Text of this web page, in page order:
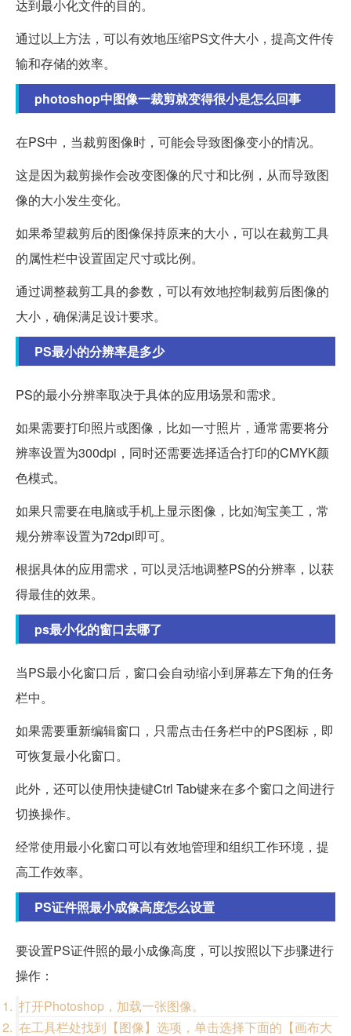
达到最小化文件的目的。
通过以上方法，可以有效地压缩PS文件大小，提高文件传
输和存储的效率。
photoshop中图像一裁剪就变得很小是怎么回事
在PS中，当裁剪图像时，可能会导致图像变小的情况。
这是因为裁剪操作会改变图像的尺寸和比例，从而导致图
像的大小发生变化。
如果希望裁剪后的图像保持原来的大小，可以在裁剪工具
的属性栏中设置固定尺寸或比例。
通过调整裁剪工具的参数，可以有效地控制裁剪后图像的
大小，确保满足设计要求。
PS最小的分辨率是多少
PS的最小分辨率取决于具体的应用场景和需求。
如果需要打印照片或图像，比如一寸照片，通常需要将分
辨率设置为300dpi，同时还需要选择适合打印的CMYK颜
色模式。
如果只需要在电脑或手机上显示图像，比如淘宝美工，常
规分辨率设置为72dpi即可。
根据具体的应用需求，可以灵活地调整PS的分辨率，以获
得最佳的效果。
ps最小化的窗口去哪了
当PS最小化窗口后，窗口会自动缩小到屏幕左下角的任务
栏中。
如果需要重新编辑窗口，只需点击任务栏中的PS图标，即
可恢复最小化窗口。
此外，还可以使用快捷键Ctrl Tab键来在多个窗口之间进行
切换操作。
经常使用最小化窗口可以有效地管理和组织工作环境，提
高工作效率。
PS证件照最小成像高度怎么设置
要设置PS证件照的最小成像高度，可以按照以下步骤进行
操作：
打开Photoshop，加载一张图像。
在工具栏处找到【图像】选项，单击选择下面的【画布大